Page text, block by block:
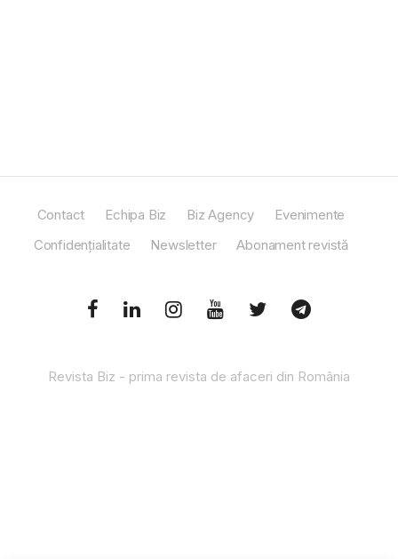
Contact Echipa Biz Biz Agency
Evenimente
Confidențialitate
Newsletter Abonament revistă
Revista Biz - prima revista de afaceri din România